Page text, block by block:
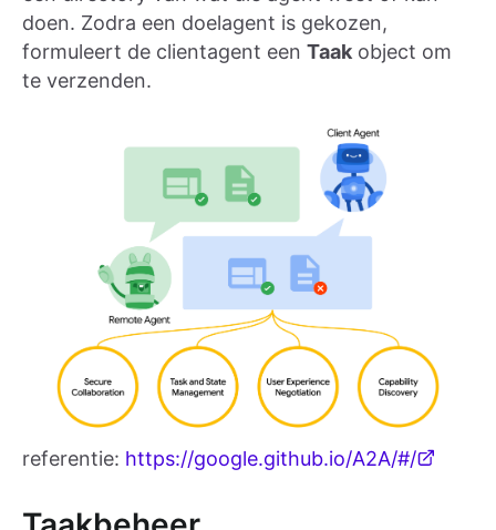
doen. Zodra een doelagent is gekozen,
formuleert de clientagent een Taak object om
te verzenden.
referentie: https://google.github.io/A2A/#/